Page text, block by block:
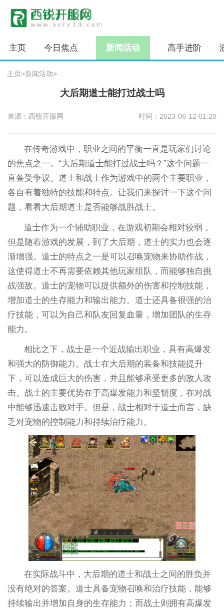
主页 今日焦点 新闻活动 高手进阶
主页>新闻活动>
大后期道士能打过战士吗
来源：西锐开服网 时间：2023-06-12 01:20
在传奇游戏中，职业之间的平衡一直是玩家们讨论
的焦点之一。“大后期道士能打过战士吗？”这个问题一
直备受争议。道士和战士作为游戏中的两个主要职业，
各自有着独特的技能和特点。让我们来探讨一下这个问
题，看看大后期道士是否能够战胜战士。
道士作为一个辅助职业，在游戏初期会相对较弱，
但是随着游戏的发展，到了大后期，道士的实力也会逐
渐增强。道士的特点之一是可以召唤宠物来协助作战，
这使得道士不再需要依赖其他玩家组队，而能够独自挑
战强敌。道士的宠物可以提供额外的伤害和控制技能，
增加道士的生存能力和输出能力。道士还具备很强的治
疗技能，可以为自己和队友回复血量，增加团队的生存
能力。
相比之下，战士是一个近战输出职业，具有高爆发
和强大的防御能力。战士在大后期的装备和技能提升
下，可以造成巨大的伤害，并且能够承受更多的敌人攻
击。战士的主要优势在于高爆发能力和坚韧度，在对战
中能够迅速击败对手。但是，战士相对于道士而言，缺
乏对宠物的控制能力和持续治疗能力。
在实际战斗中，大后期的道士和战士之间的胜负并
没有绝对的答案。道士具备宠物召唤和治疗技能，能够
持续输出并增加自身的生存能力；而战士则拥有高爆发